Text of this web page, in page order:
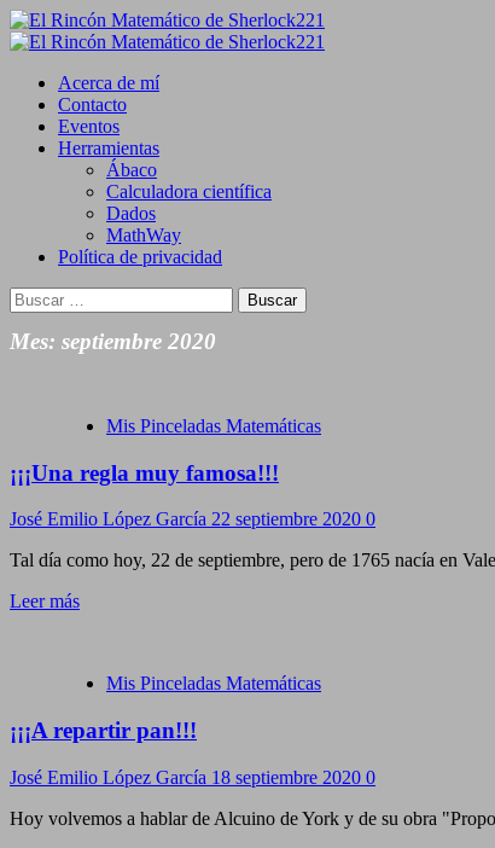
Saltar
al
Primary
Acerca de mí
Contacto
Eventos
Herramientas
Ábaco
Calculadora científica
Dados
MathWay
Política de privacidad
Buscar:
Mes: septiembre 2020
Mis Pinceladas Matemáticas
¡¡¡Una regla muy famosa!!!
José Emilio López García 22 septiembre 2020 0
Tal día como hoy, 22 de septiembre, pero de 1765 nacía en
Leer más
Mis Pinceladas Matemáticas
¡¡¡A repartir pan!!!
José Emilio López García 18 septiembre 2020 0
Hoy volvemos a hablar de Alcuino de York y de su obra